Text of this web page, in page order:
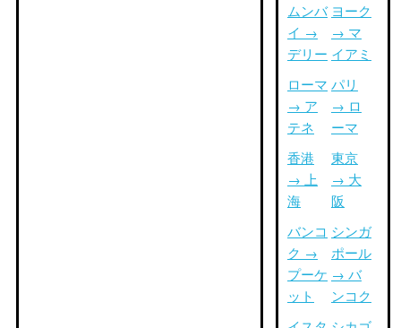
ムンバ
イ →
デリー
ローマ
→ ア
テネ
香港
→ 上
海
バンコ
ク →
プーケ
ット
ヨーク
→ マ
イアミ
パリ
→ ロ
ーマ
東京
→ 大
阪
シンガ
ポール
→ バ
ンコク